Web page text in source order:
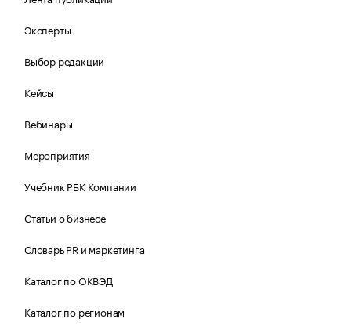
Эксперты
Выбор редакции
Кейсы
Вебинары
Мероприятия
Учебник РБК Компании
Статьи о бизнесе
Словарь PR и маркетинга
Каталог по ОКВЭД
Каталог по регионам